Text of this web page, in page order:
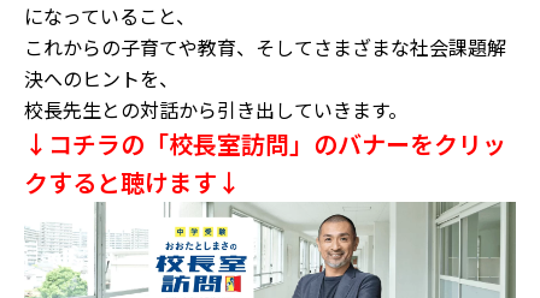
になっていること、
これからの子育てや教育、そしてさまざまな社会課題解
決へのヒントを、
校長先生との対話から引き出していきます。
↓コチラの「校長室訪問」のバナーをクリッ
クすると聴けます↓